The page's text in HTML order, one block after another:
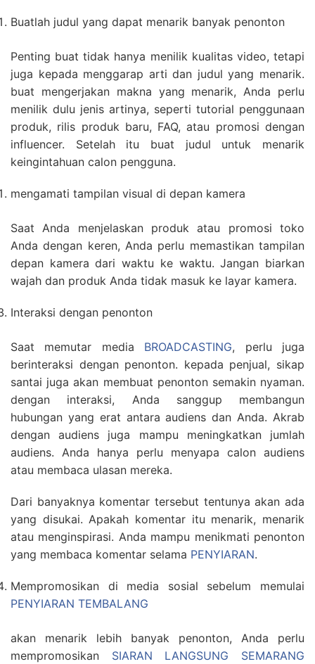
Buatlah judul yang dapat menarik banyak penonton
Penting buat tidak hanya menilik kualitas video, tetapi
juga kepada menggarap arti dan judul yang menarik.
buat mengerjakan makna yang menarik, Anda perlu
menilik dulu jenis artinya, seperti tutorial penggunaan
produk, rilis produk baru, FAQ, atau promosi dengan
influencer. Setelah itu buat judul untuk menarik
keingintahuan calon pengguna.
mengamati tampilan visual di depan kamera
Saat Anda menjelaskan produk atau promosi toko
Anda dengan keren, Anda perlu memastikan tampilan
depan kamera dari waktu ke waktu. Jangan biarkan
wajah dan produk Anda tidak masuk ke layar kamera.
Interaksi dengan penonton
Saat memutar media BROADCASTING, perlu juga
berinteraksi dengan penonton. kepada penjual, sikap
santai juga akan membuat penonton semakin nyaman.
dengan interaksi, Anda sanggup membangun
hubungan yang erat antara audiens dan Anda. Akrab
dengan audiens juga mampu meningkatkan jumlah
audiens. Anda hanya perlu menyapa calon audiens
atau membaca ulasan mereka.
Dari banyaknya komentar tersebut tentunya akan ada
yang disukai. Apakah komentar itu menarik, menarik
atau menginspirasi. Anda mampu menikmati penonton
yang membaca komentar selama PENYIARAN.
Mempromosikan di media sosial sebelum memulai
PENYIARAN TEMBALANG
akan menarik lebih banyak penonton, Anda perlu
mempromosikan SIARAN LANGSUNG SEMARANG